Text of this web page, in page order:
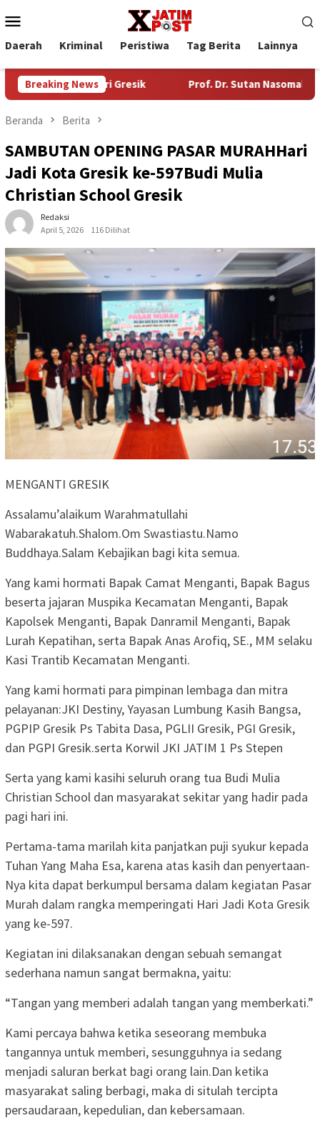
ke
kontenMobile
Daerah Kriminal Peristiwa Tag Berita Lainnya
Breaking News
Industri Gresik Prof. Dr. Sutan Nasomal Harapkan
Beranda Berita
SAMBUTAN OPENING PASAR MURAHHari
Jadi Kota Gresik ke-597Budi Mulia
Christian School Gresik
Redaksi
April 5, 2026
116 Dilihat
MENGANTI GRESIK
Assalamu’alaikum Warahmatullahi
Wabarakatuh.Shalom.Om Swastiastu.Namo
Buddhaya.Salam Kebajikan bagi kita semua.
Yang kami hormati Bapak Camat Menganti, Bapak Bagus
beserta jajaran Muspika Kecamatan Menganti, Bapak
Kapolsek Menganti, Bapak Danramil Menganti, Bapak
Lurah Kepatihan, serta Bapak Anas Arofiq, SE., MM selaku
Kasi Trantib Kecamatan Menganti.
Yang kami hormati para pimpinan lembaga dan mitra
pelayanan:JKI Destiny, Yayasan Lumbung Kasih Bangsa,
PGPIP Gresik Ps Tabita Dasa, PGLII Gresik, PGI Gresik,
dan PGPI Gresik.serta Korwil JKI JATIM 1 Ps Stepen
Serta yang kami kasihi seluruh orang tua Budi Mulia
Christian School dan masyarakat sekitar yang hadir pada
pagi hari ini.
Pertama-tama marilah kita panjatkan puji syukur kepada
Tuhan Yang Maha Esa, karena atas kasih dan penyertaan-
Nya kita dapat berkumpul bersama dalam kegiatan Pasar
Murah dalam rangka memperingati Hari Jadi Kota Gresik
yang ke-597.
Kegiatan ini dilaksanakan dengan sebuah semangat
sederhana namun sangat bermakna, yaitu:
“Tangan yang memberi adalah tangan yang memberkati.”
Kami percaya bahwa ketika seseorang membuka
tangannya untuk memberi, sesungguhnya ia sedang
menjadi saluran berkat bagi orang lain.Dan ketika
masyarakat saling berbagi, maka di situlah tercipta
persaudaraan, kepedulian, dan kebersamaan.